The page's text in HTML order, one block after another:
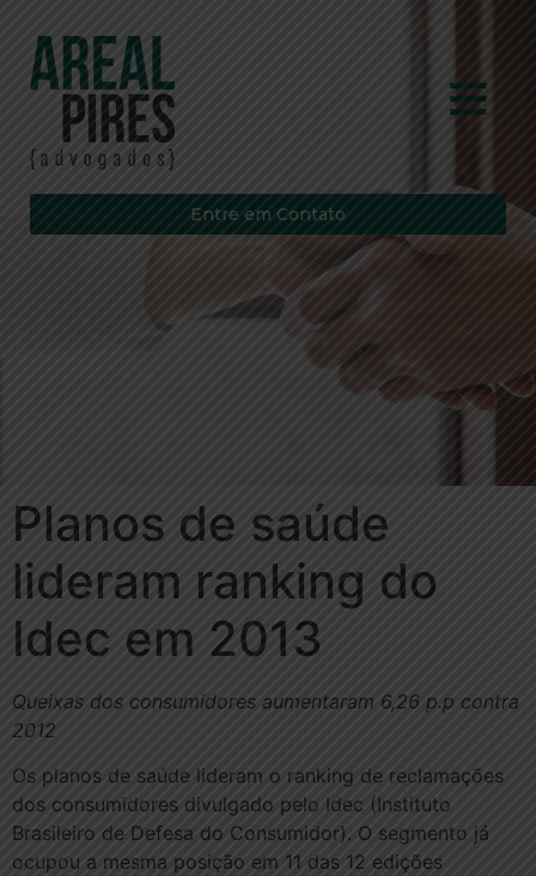
Entre em Contato
Planos de saúde
lideram ranking do
Idec em 2013
Queixas dos consumidores aumentaram 6,26 p.p contra
2012
Os planos de saúde lideram o ranking de reclamações
dos consumidores divulgado pelo Idec (Instituto
Brasileiro de Defesa do Consumidor). O segmento já
ocupou a mesma posição em 11 das 12 edições